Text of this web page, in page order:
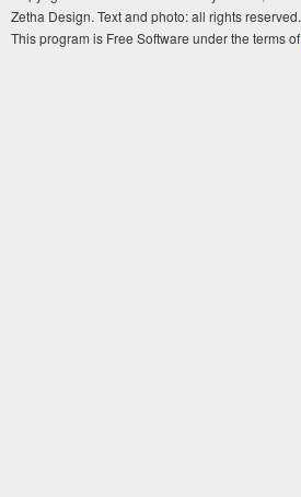
Zetha Design. Text and photo: all rights reserved.
This program is Free Software under the terms of